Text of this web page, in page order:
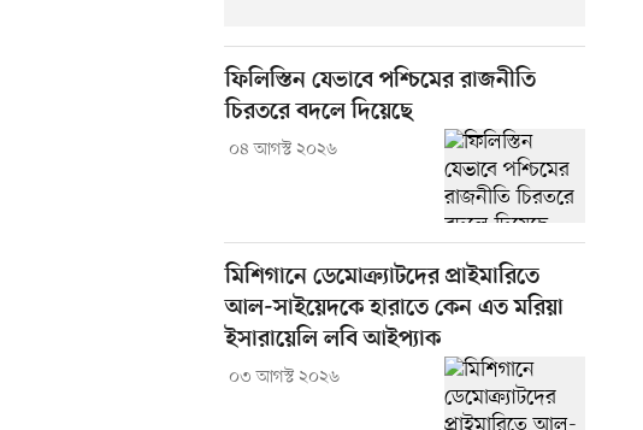
ফিলিস্তিন যেভাবে পশ্চিমের রাজনীতি
চিরতরে বদলে দিয়েছে
০৪ আগস্ট ২০২৬
মিশিগানে ডেমোক্র্যাটদের প্রাইমারিতে
আল-সাইয়েদকে হারাতে কেন এত মরিয়া
ইসারায়েলি লবি আইপ্যাক
০৩ আগস্ট ২০২৬